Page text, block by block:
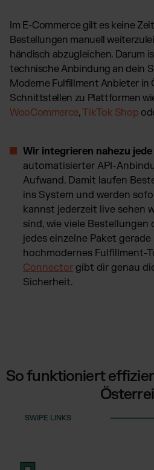
Im E-Commerce gilt es keine
Bestellungen manuell
händisch abzugleichen. Darum
technische Anbindung an dein
Moderne Fulfillment Anbieter in
Schnittstellen zu Plattformen
WooCommerce,TikTok Shop
Wir integrieren nahezu
automatisierter API-
Aufwand. Damit laufen
ins System und werden
kannst jederzeit live sehen
sind, wie viele
jedes einzelne Paket
hochmodernes Fulfillment-
Connector gibt dir genau
Sicherheit.
So funktioniert